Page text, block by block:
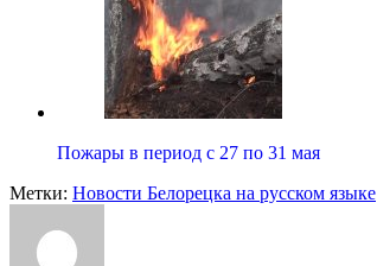
Пожары в период с 27 по 31 мая
Метки: Новости Белорецка на русском языке